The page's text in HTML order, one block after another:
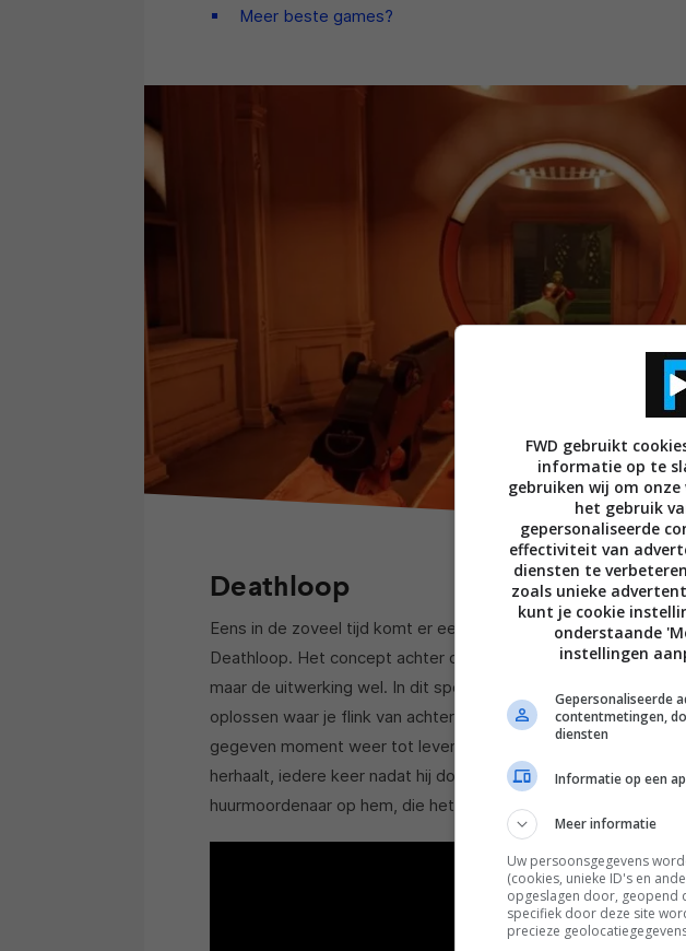
Meer beste games?
Deathloop
Eens in de zoveel tijd komt er een unieke game voorbij. En die
Deathloop. Het concept achter de game is misschien niet
maar de uitwerking wel. In dit spel kruip je in de huid van Colt,
oplossen waar je flink van achter je oren krabt. Colt is
gegeven moment weer tot leven. Dit is een cyclus (de
herhaalt, iedere keer nadat hij doodgaat. Ondertussen jaagt er
huurmoordenaar op hem, die het hem moeilijk maakt.
FWD gebruikt
informatie op te
gebruiken wij om
het gebruik
gepersonaliseerde
effectiviteit van
diensten te
zoals unieke
kunt je cookie
onderstaande
instellingen
Gepersonaliseerde
contentmetingen,
diensten
Informatie op een
Meer informatie
Uw persoonsgegevens
(cookies, unieke ID's en
opgeslagen door, geopend
specifiek door deze site
precieze